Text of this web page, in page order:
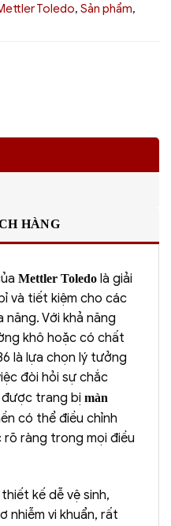
Toledo, Sản phẩm,
HÀNG
Mettler Toledo là giải
và tiết kiệm cho các
Với khả năng
khô hoặc có chất
là lựa chọn lý tưởng
đòi hỏi sự chắc
trang bị màn
có thể điều chỉnh
rõ ràng trong mọi điều
kế dễ vệ sinh,
nhiễm vi khuẩn, rất